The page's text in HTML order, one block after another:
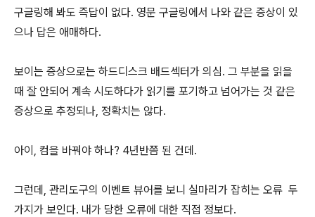
구글링해 봐도 즉답이 없다. 영문 구글링에서 나와 같은 증상이 있
으나 답은 애매하다.
보이는 증상으로는 하드디스크 배드섹터가 의심. 그 부분을 읽을
때 잘 안되어 계속 시도하다가 읽기를 포기하고 넘어가는 것 같은
증상으로 추정되나, 정확치는 않다.
아이, 컴을 바꿔야 하나? 4년반쯤 된 건데.
그런데, 관리도구의 이벤트 뷰어를 보니 실마리가 잡히는 오류 두
가지가 보인다. 내가 당한 오류에 대한 직접 정보다.